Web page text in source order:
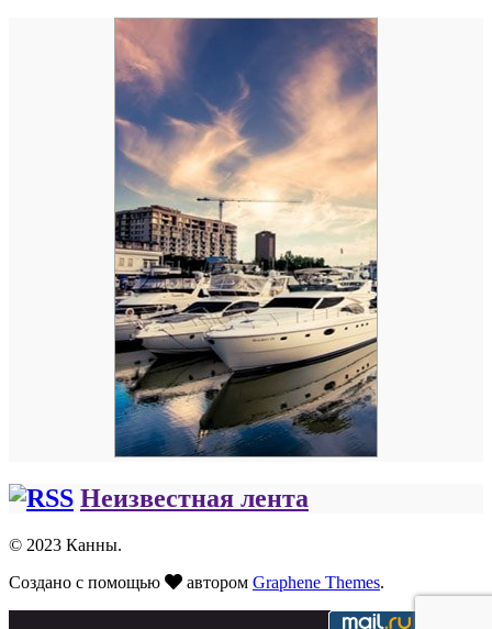
Неизвестная лента
© 2023 Канны.
Создано с помощью
автором Graphene Themes.